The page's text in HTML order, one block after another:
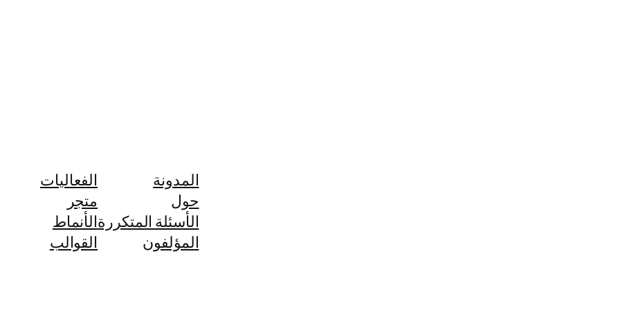
المدونة
حول
الأسئلة المتكررة
المؤلفون
الفعاليات
متجر
الأنماط
القوالب